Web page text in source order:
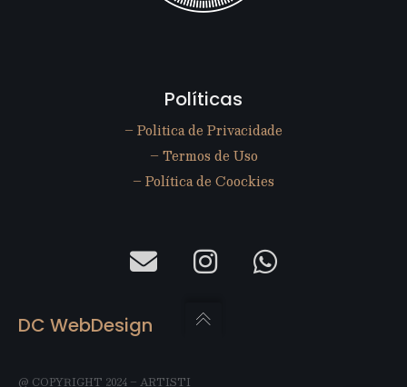
Políticas
– Politica de Privacidade
– Termos de Uso
– Política de Coockies
DC WebDesign
@ COPYRIGHT 2024 – ARTISTI